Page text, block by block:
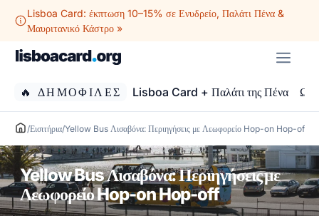
ΜετάβασηLisboa Card: έκπτωση 10–15% σε Ενυδρείο, Παλάτι Πένα &
Μαυριτανικό Κάστρο »
🔥 ΔΗΜΟΦΙΛΕΣ Lisboa Card + Παλάτι της Πένα
/Εισιτήρια/Yellow Bus Λισαβόνα: Περιηγήσεις με Λεωφορείο Hop-on Hop-off
Yellow Bus Λισαβόνα: Περιηγήσεις με
Λεωφορείο Hop-on Hop-off